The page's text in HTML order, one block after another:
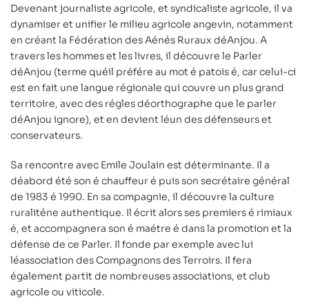
Devenant journaliste agricole, et syndicaliste agricole, il va
dynamiser et unifier le milieu agricole angevin, notamment
en créant la Fédération des Aénés Ruraux déAnjou. A
travers les hommes et les livres, il découvre le Parler
déAnjou (terme quéil préfére au mot é patois é, car celui-ci
est en fait une langue régionale qui couvre un plus grand
territoire, avec des régles déorthographe que le parler
déAnjou ignore), et en devient léun des défenseurs et
conservateurs.
Sa rencontre avec Emile Joulain est déterminante. Il a
déabord été son é chauffeur é puis son secrétaire général
de 1983 é 1990. En sa compagnie, il découvre la culture
ruraliténe authentique. Il écrit alors ses premiers é rimiaux
é, et accompagnera son é maétre é dans la promotion et la
défense de ce Parler. Il fonde par exemple avec lui
léassociation des Compagnons des Terroirs. Il fera
également partit de nombreuses associations, et club
agricole ou viticole.